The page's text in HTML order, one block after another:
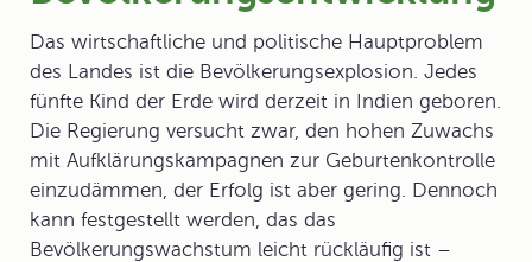
Das wirtschaftliche und politische Hauptproblem
des Landes ist die Bevölkerungsexplosion. Jedes
fünfte Kind der Erde wird derzeit in Indien geboren.
Die Regierung versucht zwar, den hohen Zuwachs
mit Aufklärungskampagnen zur Geburtenkontrolle
einzudämmen, der Erfolg ist aber gering. Dennoch
kann festgestellt werden, das das
Bevölkerungswachstum leicht rückläufig ist –